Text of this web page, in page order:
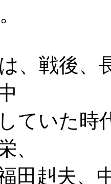
、戦後、
ていた時
、
田赳夫、